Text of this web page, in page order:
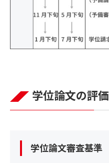
学位論文の評価
学位論文審査基準